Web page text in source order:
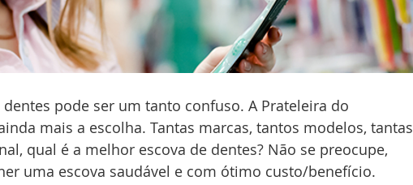
pode ser um tanto confuso. A Prateleira do
mais a escolha. Tantas marcas, tantos modelos, tantas
qual é a melhor escova de dentes? Não se preocupe,
uma escova saudável e com ótimo custo/benefício.